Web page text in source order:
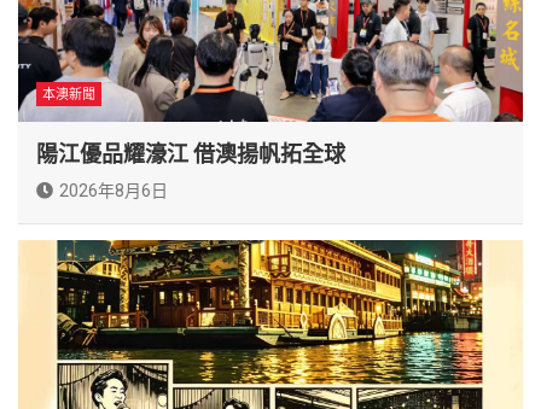
本澳新聞
陽江優品耀濠江 借澳揚帆拓全球
2026年8月6日